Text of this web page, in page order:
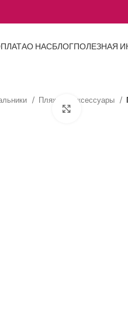
О НАСБЛОГПОЛЕЗНАЯ
Пляжные аксессуары